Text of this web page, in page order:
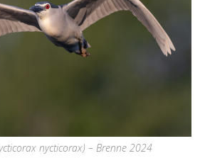
nycticorax) – Brenne 2024